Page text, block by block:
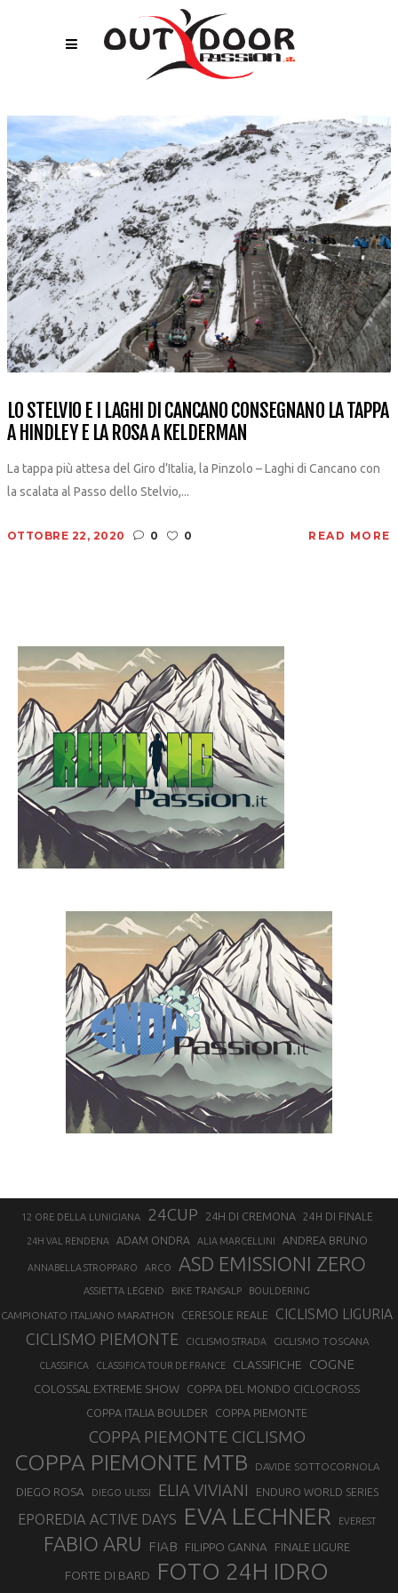
LO STELVIO E I LAGHI DI CANCANO CONSEGNANO LA TAPPA
A HINDLEY E LA ROSA A KELDERMAN
La tappa più attesa del Giro d’Italia, la Pinzolo – Laghi di Cancano con
la scalata al Passo dello Stelvio,...
OTTOBRE 22, 2020 0 0 READ MORE
12 ORE DELLA LUNIGIANA 24CUP 24H DI CREMONA 24H DI FINALE
24H VAL RENDENA ADAM ONDRA ALIA MARCELLINI ANDREA BRUNO
ANNABELLA STROPPARO ARCO ASD EMISSIONI ZERO
ASSIETTA LEGEND BIKE TRANSALP BOULDERING
CAMPIONATO ITALIANO MARATHON CERESOLE REALE CICLISMO LIGURIA
CICLISMO PIEMONTE CICLISMO STRADA CICLISMO TOSCANA
CLASSIFICA CLASSIFICA TOUR DE FRANCE CLASSIFICHE COGNE
COLOSSAL EXTREME SHOW
COPPA DEL MONDO CICLOCROSS
COPPA ITALIA BOULDER
COPPA PIEMONTE
COPPA PIEMONTE CICLISMO
COPPA PIEMONTE MTB DAVIDE SOTTOCORNOLA
DIEGO ROSA DIEGO ULISSI ELIA VIVIANI ENDURO WORLD SERIES
EPOREDIA ACTIVE DAYS EVA LECHNER EVEREST
FABIO ARU FIAB FILIPPO GANNA FINALE LIGURE
FORTE DI BARD FOTO 24H IDRO